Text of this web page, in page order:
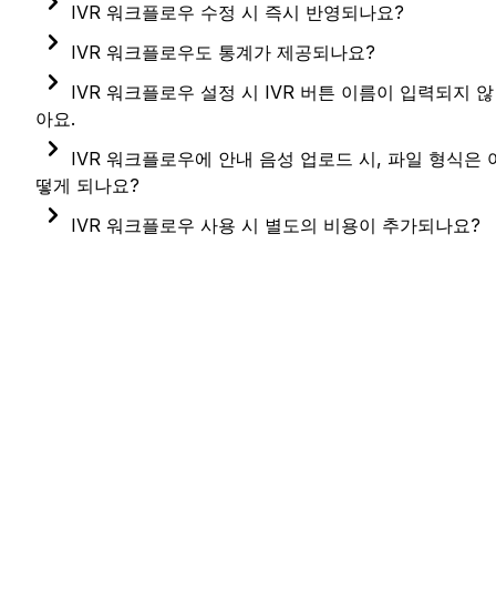
IVR 워크플로우 수정 시 즉시 반영되나요?
채널톡 IVR은 수정 시 별도의 비용 추가 없이 마음껏
수정 가능하며, 수정 후 퍼블리시 버튼을 누르면 즉시
반영 됩니다.
IVR 워크플로우도 통계가 제공되나요?
워크플로우로 IVR을 제작하기 때문에 워크플로우
통계로 수치를 확인할 수 있습니다.
워크플로우 단계 분석을 통해 각 단계별 연결율과
이탈율을 확인할 수 있어 문제 분석에 도움을 줄 수
있어요.
IVR 워크플로우 설정 시 IVR 버튼 이름이 입력되지 않
아요.
IVR 버튼 설정 시, 버튼 이름은 연결된 단계의 이름이
자동으로 설정됩니다.
IVR 버튼 이름은 수신함에서 확인하거나 단계 분석에서
IVR 워크플로우에 안내 음성 업로드 시, 파일 형식은
떻게 되나요?
음성 파일이 있다면, 업로드하여 안내 음성으로
IVR 워크플로우 사용 시 별도의 비용이 추가되나요?